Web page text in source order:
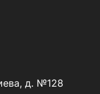
д. №128